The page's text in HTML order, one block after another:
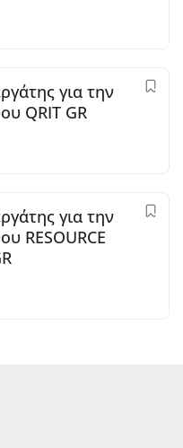
για την
QRIT GR
για την
RESOURCE